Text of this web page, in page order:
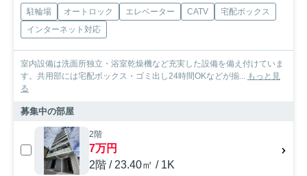
駐輪場 オートロック エレベーター CATV
宅配ボックス
インターネット対応
室内設備は洗面所独立・浴室乾燥機など充実した設備を備え付けていま
す。共用部には宅配ボックス・ゴミ出し24時間OKなどが揃... もっと見
る
募集中の部屋
2階
7万円
2階 / 23.40㎡ / 1K